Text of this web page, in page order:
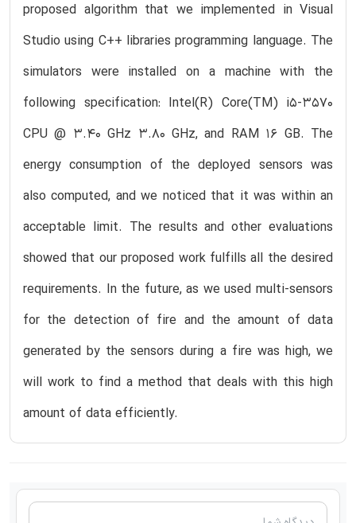
proposed algorithm that we implemented in Visual
Studio using C++ libraries programming language. The
simulators were installed on a machine with the
following specification: Intel(R) Core(TM) i5-3570
CPU @ 3.40 GHz 3.80 GHz, and RAM 16 GB. The
energy consumption of the deployed sensors was
also computed, and we noticed that it was within an
acceptable limit. The results and other evaluations
showed that our proposed work fulfills all the desired
requirements. In the future, as we used multi-sensors
for the detection of fire and the amount of data
generated by the sensors during a fire was high, we
will work to find a method that deals with this high
amount of data efficiently.